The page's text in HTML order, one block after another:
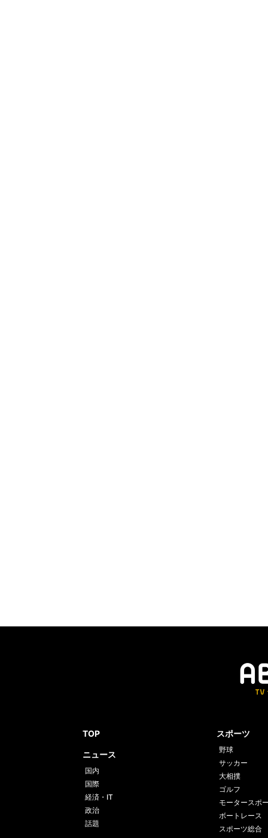
TOP
ニュース
国内
国際
経済・IT
政治
話題
スポーツ
野球
サッカー
大相撲
ゴルフ
モータースポ
ボートレース
スポーツ総合